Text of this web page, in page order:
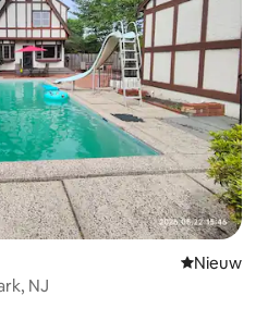
Nieuwe
Nieuw
NJ